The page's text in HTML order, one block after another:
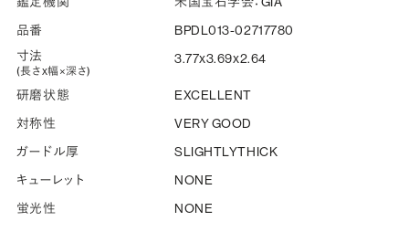
品番
BPDL013-02717780
寸法
(長さx幅×深さ)
3.77x3.69x2.64
研磨状態
EXCELLENT
対称性
VERY GOOD
ガードル厚
SLIGHTLYTHICK
キューレット
NONE
蛍光性
NONE